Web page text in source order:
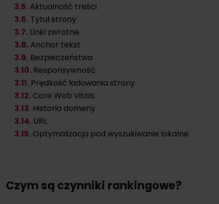
3.5. Aktualność treści
3.6. Tytuł strony
3.7. Linki zwrotne
3.8. Anchor tekst
3.9. Bezpieczeństwo
3.10. Responsywność
3.11. Prędkość ładowania strony
3.12. Core Web Vitals
3.13. Historia domeny
3.14. URL
3.15. Optymalizacja pod wyszukiwanie lokalne
Czym są czynniki rankingowe?